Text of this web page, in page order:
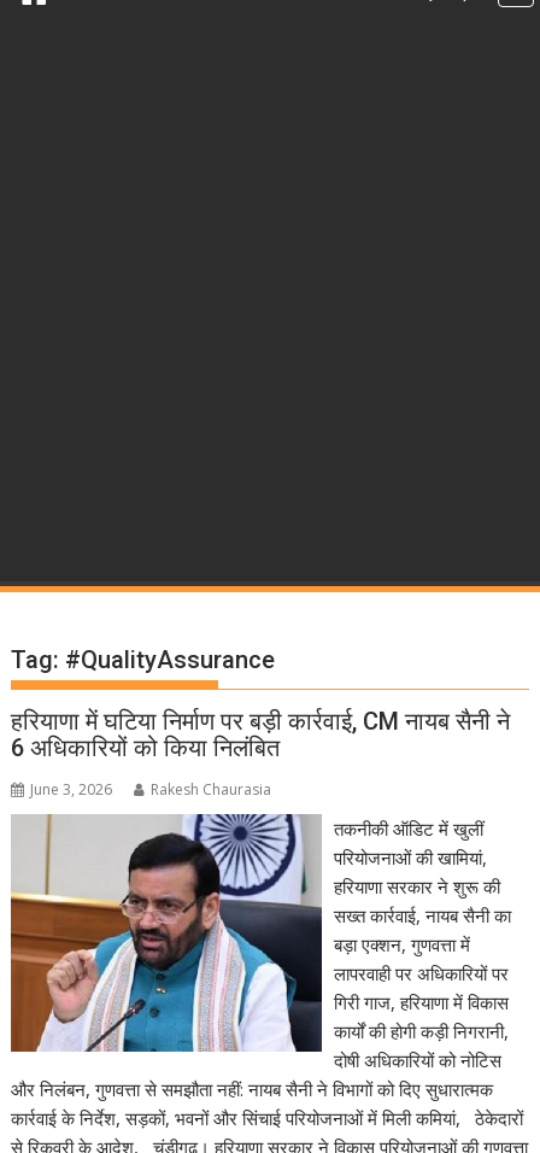
Tag: #QualityAssurance
हरियाणा में घटिया निर्माण पर बड़ी कार्रवाई, CM नायब सैनी ने
6 अधिकारियों को किया निलंबित
June 3, 2026 Rakesh Chaurasia
तकनीकी ऑडिट में खुलीं
परियोजनाओं की खामियां,
हरियाणा सरकार ने शुरू की
सख्त कार्रवाई, नायब सैनी का
बड़ा एक्शन, गुणवत्ता में
लापरवाही पर अधिकारियों पर
गिरी गाज, हरियाणा में विकास
कार्यों की होगी कड़ी निगरानी,
दोषी अधिकारियों को नोटिस
और निलंबन, गुणवत्ता से समझौता नहीं: नायब सैनी ने विभागों को दिए सुधारात्मक
कार्रवाई के निर्देश, सड़कों, भवनों और सिंचाई परियोजनाओं में मिली कमियां, ठेकेदारों
से रिकवरी के आदेश, चंडीगढ़। हरियाणा सरकार ने विकास परियोजनाओं की गुणवत्ता